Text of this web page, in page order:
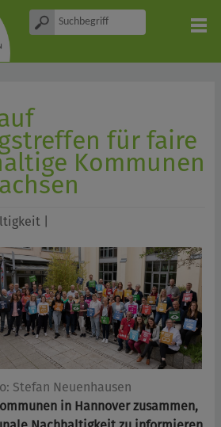
für faire
Kommunen
|
Stefan Neuenhausen
in Hannover zusammen,